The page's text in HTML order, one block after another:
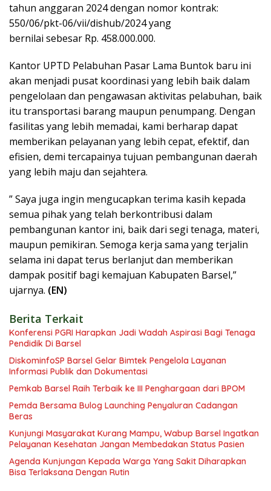
tahun anggaran 2024 dengan nomor kontrak:
550/06/pkt-06/vii/dishub/2024 yang
bernilai sebesar Rp. 458.000.000.
Kantor UPTD Pelabuhan Pasar Lama Buntok baru ini
akan menjadi pusat koordinasi yang lebih baik dalam
pengelolaan dan pengawasan aktivitas pelabuhan, baik
itu transportasi barang maupun penumpang. Dengan
fasilitas yang lebih memadai, kami berharap dapat
memberikan pelayanan yang lebih cepat, efektif, dan
efisien, demi tercapainya tujuan pembangunan daerah
yang lebih maju dan sejahtera.
” Saya juga ingin mengucapkan terima kasih kepada
semua pihak yang telah berkontribusi dalam
pembangunan kantor ini, baik dari segi tenaga, materi,
maupun pemikiran. Semoga kerja sama yang terjalin
selama ini dapat terus berlanjut dan memberikan
dampak positif bagi kemajuan Kabupaten Barsel,”
ujarnya. (EN)
Berita Terkait
Konferensi PGRI Harapkan Jadi Wadah Aspirasi Bagi Tenaga
Pendidik Di Barsel
DiskominfoSP Barsel Gelar Bimtek Pengelola Layanan
Informasi Publik dan Dokumentasi
Pemkab Barsel Raih Terbaik ke III Penghargaan dari BPOM
Pemda Bersama Bulog Launching Penyaluran Cadangan
Beras
Kunjungi Masyarakat Kurang Mampu, Wabup Barsel Ingatkan
Pelayanan Kesehatan Jangan Membedakan Status Pasien
Agenda Kunjungan Kepada Warga Yang Sakit Diharapkan
Bisa Terlaksana Dengan Rutin